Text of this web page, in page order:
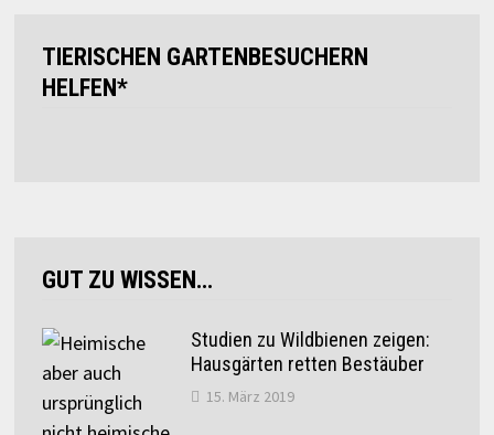
TIERISCHEN GARTENBESUCHERN
HELFEN*
GUT ZU WISSEN…
Studien zu Wildbienen zeigen:
Hausgärten retten Bestäuber
15. März 2019